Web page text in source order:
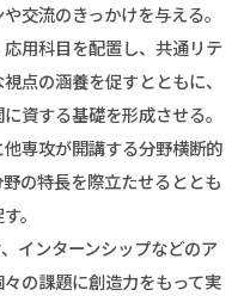
交流のきっかけを与える。
用科目を配置し、共通リテ
点の涵養を促すとともに、
資する基礎を形成させる。
専攻が開講する分野横断的
の特長を際立たせるととも
。
インターンシップなどのア
の課題に創造力をもって実